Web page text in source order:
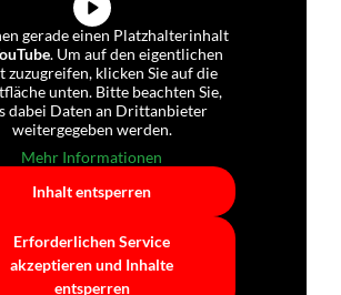
gerade einen Platzhalterinhalt
. Um auf den eigentlichen
zuzugreifen, klicken Sie auf die
unten. Bitte beachten Sie,
dabei Daten an Drittanbieter
weitergegeben werden.
Mehr Informationen
Inhalt entsperren
Erforderlichen Service
akzeptieren und Inhalte
entsperren